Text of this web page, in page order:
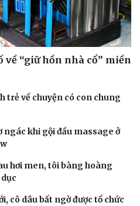
về “giữ hồn nhà cổ” miền
trẻ về chuyện có con chung
ngác khi gội đầu massage ở
hơi men, tôi bàng hoàng
cô dâu bất ngờ được tổ chức